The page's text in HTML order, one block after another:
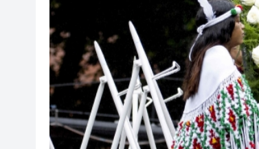
54歲荷蘭王后作為預
財政部等三部門發布
【午市盤點】恒生指
有片丨打金店1個月掃
宏福苑大火丨陸啟康